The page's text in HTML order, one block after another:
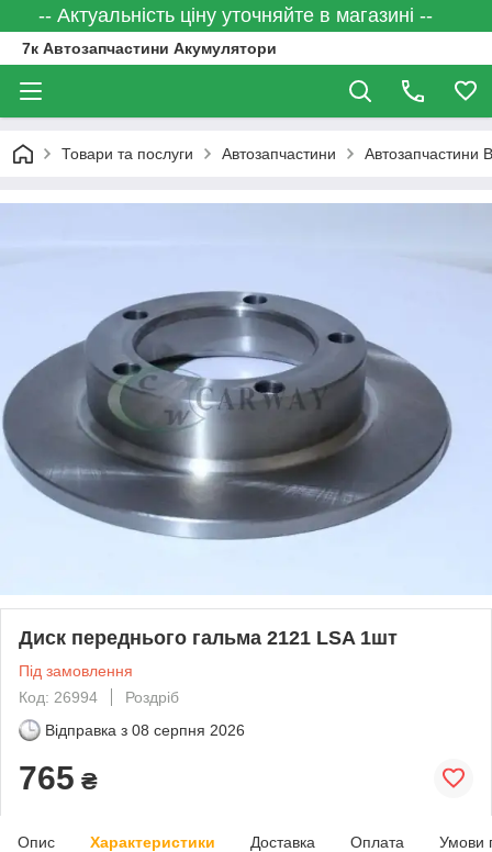
-- Актуальність ціну уточняйте в магазині --
7к Автозапчастини Акумулятори
Товари та послуги Автозапчастини Автозапчастини
Диск переднього гальма 2121 LSA 1шт
Під замовлення
Код: 26994
Роздріб
Відправка з 08 серпня 2026
765 ₴
Опис Характеристики Доставка Оплата Умови